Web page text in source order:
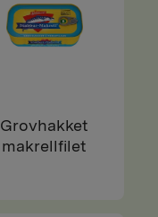
Grovhakket
makrellfilet